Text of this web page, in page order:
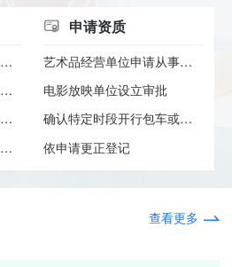
医疗机构执业登记注册（新办）
母婴保健技术服务执业许可（助...
医疗机构执业登记注册（变更）
律师事务所（分所）设立许可
申请资质
艺术品经营单位申请从事艺术品...
电影放映单位设立审批
确认特定时段开行包车或者加班...
依申请更正登记
查看更多